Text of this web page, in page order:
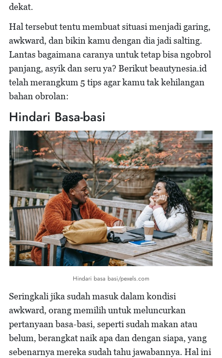
dekat.
Hal tersebut tentu membuat situasi menjadi garing,
awkward, dan bikin kamu dengan dia jadi salting.
Lantas bagaimana caranya untuk tetap bisa ngobrol
panjang, asyik dan seru ya? Berikut beautynesia.id
telah merangkum 5 tips agar kamu tak kehilangan
bahan obrolan:
Hindari Basa-basi
Hindari basa basi/pexels.com
Seringkali jika sudah masuk dalam kondisi
awkward, orang memilih untuk meluncurkan
pertanyaan basa-basi, seperti sudah makan atau
belum, berangkat naik apa dan dengan siapa, yang
sebenarnya mereka sudah tahu jawabannya. Hal ini